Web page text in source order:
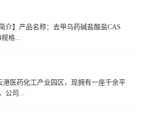
介】产品名称：去甲乌药碱盐酸盐CAS
规格...
医药化工产业园区，现拥有一座千余平
公司...